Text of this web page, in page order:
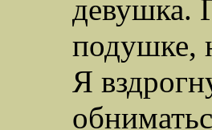
девушка.
подушке,
Я